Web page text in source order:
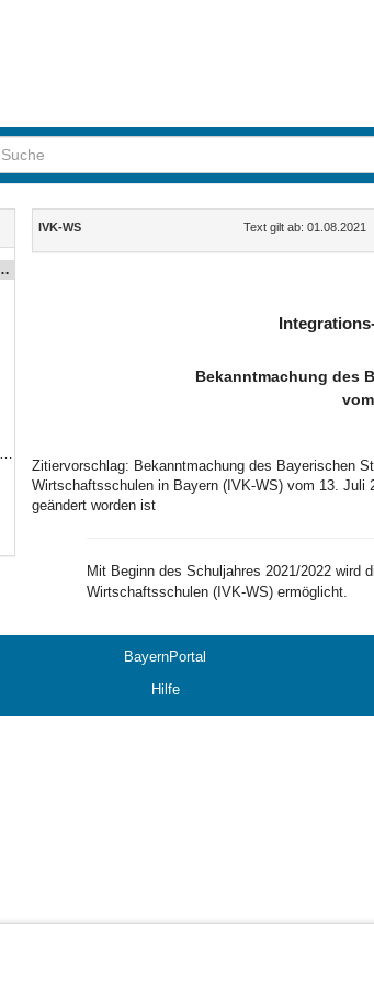
Inhalt
IVK-WS Text gilt ab: 01.08.2021
Bekanntmachung des
Zitiervorschlag: Bekanntmachung des Bayerischen
Wirtschaftsschulen in Bayern (IVK-WS) vom 13. Juli
geändert worden ist
Mit Beginn des Schuljahres 2021/2022 wird
Wirtschaftsschulen (IVK-WS) ermöglicht.
BayernPortal
Hilfe